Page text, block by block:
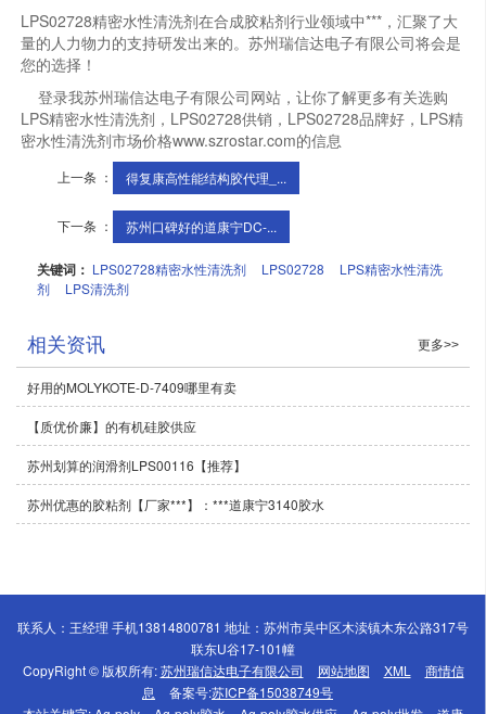
LPS02728精密水性清洗剂在合成胶粘剂行业领域中***，汇聚了大
量的人力物力的支持研发出来的。苏州瑞信达电子有限公司将会是
您的选择！
登录我苏州瑞信达电子有限公司网站，让你了解更多有关选购
LPS精密水性清洗剂，LPS02728供销，LPS02728品牌好，LPS精
密水性清洗剂市场价格www.szrostar.com的信息
上一条 ： 得复康高性能结构胶代理_...
下一条 ： 苏州口碑好的道康宁DC-...
关键词： LPS02728精密水性清洗剂 LPS02728
LPS精密水性清洗
剂
LPS清洗剂
相关资讯 更多>>
好用的MOLYKOTE-D-7409哪里有卖
【质优价廉】的有机硅胶供应
苏州划算的润滑剂LPS00116【推荐】
苏州优惠的胶粘剂【厂家***】：***道康宁3140胶水
联系人：王经理 手机13814800781 地址：苏州市吴中区木渎镇木东公路317号
联东U谷17-101幢
CopyRight © 版权所有:苏州瑞信达电子有限公司 网站地图 XML
商情信
息
备案号:苏ICP备15038749号